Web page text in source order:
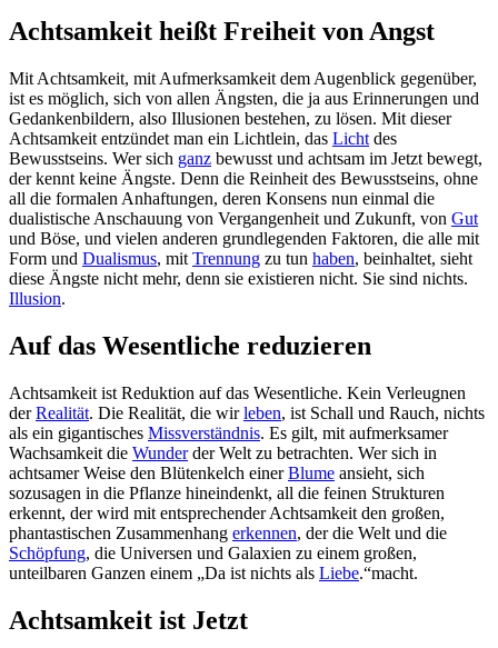
Achtsamkeit heißt Freiheit von Angst
Mit Achtsamkeit, mit Aufmerksamkeit dem Augenblick gegenüber,
ist es möglich, sich von allen Ängsten, die ja aus Erinnerungen und
Gedankenbildern, also Illusionen bestehen, zu lösen. Mit dieser
Achtsamkeit entzündet man ein Lichtlein, das Licht des
Bewusstseins. Wer sich ganz bewusst und achtsam im Jetzt bewegt,
der kennt keine Ängste. Denn die Reinheit des Bewusstseins, ohne
all die formalen Anhaftungen, deren Konsens nun einmal die
dualistische Anschauung von Vergangenheit und Zukunft, von Gut
und Böse, und vielen anderen grundlegenden Faktoren, die alle mit
Form und Dualismus, mit Trennung zu tun haben, beinhaltet, sieht
diese Ängste nicht mehr, denn sie existieren nicht. Sie sind nichts.
Illusion.
Auf das Wesentliche reduzieren
Achtsamkeit ist Reduktion auf das Wesentliche. Kein Verleugnen
derRealität. Die Realität, die wirleben, ist Schall und Rauch, nichts
als ein gigantisches Missverständnis. Es gilt, mit aufmerksamer
Wachsamkeit die Wunderder Welt zu betrachten. Wer sich in
achtsamer Weise den Blütenkelch einerBlume ansieht, sich
sozusagen in die Pflanze hineindenkt, all die feinen Strukturen
erkennt, der wird mit entsprechender Achtsamkeit den großen,
phantastischen Zusammenhang erkennen, der die Welt und die
Schöpfung, die Universen und Galaxien zu einem großen,
unteilbaren Ganzen einem „Da ist nichts als Liebe.“macht.
Achtsamkeit ist Jetzt